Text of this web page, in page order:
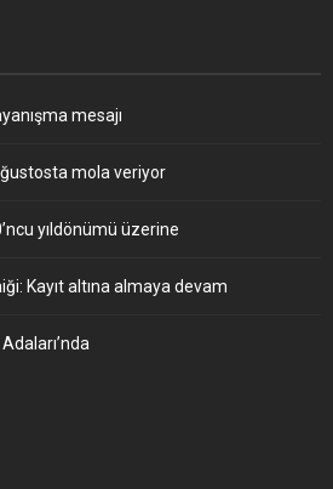
mesajı
mola veriyor
yıldönümü üzerine
Kayıt altına almaya devam